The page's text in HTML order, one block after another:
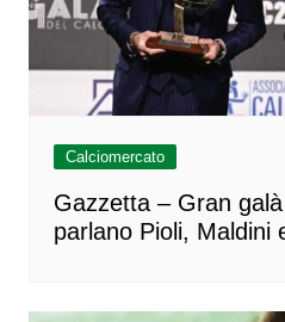
Calciomercato
Gazzetta – Gran
parlano Pioli, Maldini